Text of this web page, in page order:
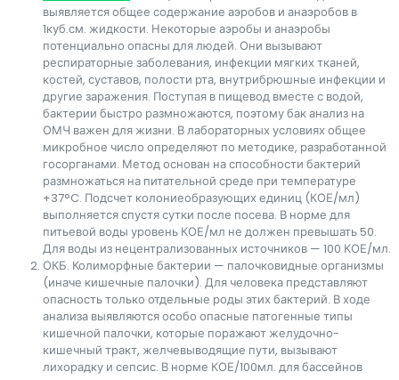
выявляется общее содержание аэробов и анаэробов в
1куб.см. жидкости. Некоторые аэробы и анаэробы
потенциально опасны для людей. Они вызывают
респираторные заболевания, инфекции мягких тканей,
костей, суставов, полости рта, внутрибрюшные инфекции и
другие заражения. Поступая в пищевод вместе с водой,
бактерии быстро размножаются, поэтому бак анализ на
ОМЧ важен для жизни. В лабораторных условиях общее
микробное число определяют по методике, разработанной
госорганами. Метод основан на способности бактерий
размножаться на питательной среде при температуре
+37°C. Подсчет колониеобразующих единиц (КОЕ/мл)
выполняется спустя сутки после посева. В норме для
питьевой воды уровень КОЕ/мл не должен превышать 50.
Для воды из нецентрализованных источников — 100 КОЕ/мл.
ОКБ. Колиморфные бактерии — палочковидные организмы
(иначе кишечные палочки). Для человека представляют
опасность только отдельные роды этих бактерий. В ходе
анализа выявляются особо опасные патогенные типы
кишечной палочки, которые поражают желудочно-
кишечный тракт, желчевыводящие пути, вызывают
лихорадку и сепсис. В норме КОЕ/100мл. для бассейнов